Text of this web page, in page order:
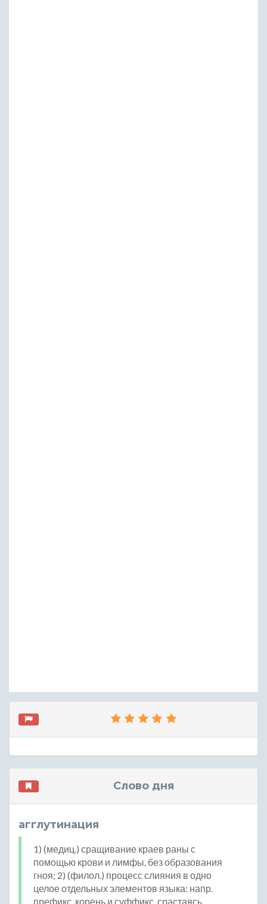
Слово дня
агглутинация
1) (медиц.) сращивание краев раны с
помощью крови и лимфы, без образования
гноя; 2) (филол.) процесс слияния в одно
целое отдельных элементов языка: напр.
префикс, корень и суффикс, срастаясь,